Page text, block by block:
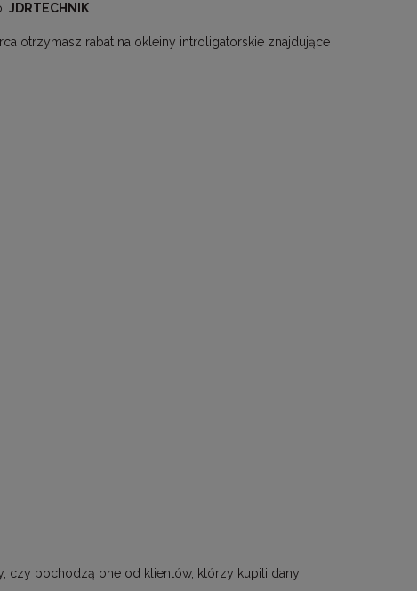
JDRTECHNIK
otrzymasz rabat na okleiny introligatorskie znajdujące
czy pochodzą one od klientów, którzy kupili dany